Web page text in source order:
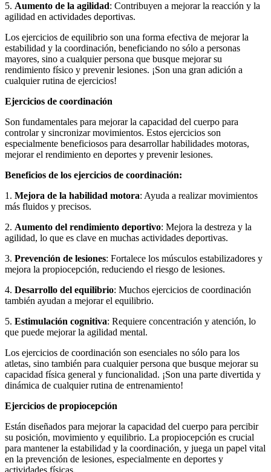
5. Aumento de la agilidad: Contribuyen a mejorar la reacción y la
agilidad en actividades deportivas.
Los ejercicios de equilibrio son una forma efectiva de mejorar la
estabilidad y la coordinación, beneficiando no sólo a personas
mayores, sino a cualquier persona que busque mejorar su
rendimiento físico y prevenir lesiones. ¡Son una gran adición a
cualquier rutina de ejercicios!
Ejercicios de coordinación
Son fundamentales para mejorar la capacidad del cuerpo para
controlar y sincronizar movimientos. Estos ejercicios son
especialmente beneficiosos para desarrollar habilidades motoras,
mejorar el rendimiento en deportes y prevenir lesiones.
Beneficios de los ejercicios de coordinación:
1. Mejora de la habilidad motora: Ayuda a realizar movimientos
más fluidos y precisos.
2. Aumento del rendimiento deportivo: Mejora la destreza y la
agilidad, lo que es clave en muchas actividades deportivas.
3. Prevención de lesiones: Fortalece los músculos estabilizadores y
mejora la propiocepción, reduciendo el riesgo de lesiones.
4. Desarrollo del equilibrio: Muchos ejercicios de coordinación
también ayudan a mejorar el equilibrio.
5. Estimulación cognitiva: Requiere concentración y atención, lo
que puede mejorar la agilidad mental.
Los ejercicios de coordinación son esenciales no sólo para los
atletas, sino también para cualquier persona que busque mejorar su
capacidad física general y funcionalidad. ¡Son una parte divertida y
dinámica de cualquier rutina de entrenamiento!
Ejercicios de propiocepción
Están diseñados para mejorar la capacidad del cuerpo para percibir
su posición, movimiento y equilibrio. La propiocepción es crucial
para mantener la estabilidad y la coordinación, y juega un papel vital
en la prevención de lesiones, especialmente en deportes y